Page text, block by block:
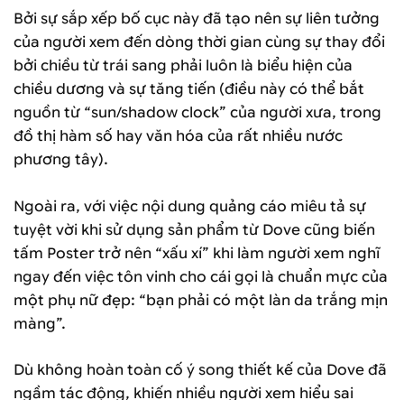
Bởi sự sắp xếp bố cục này đã tạo nên sự liên tưởng
của người xem đến dòng thời gian cùng sự thay đổi
bởi chiều từ trái sang phải luôn là biểu hiện của
chiều dương và sự tăng tiến (điều này có thể bắt
nguồn từ “sun/shadow clock” của người xưa, trong
đồ thị hàm số hay văn hóa của rất nhiều nước
phương tây).
Ngoài ra, với việc nội dung quảng cáo miêu tả sự
tuyệt vời khi sử dụng sản phẩm từ Dove cũng biến
tấm Poster trở nên “xấu xí” khi làm người xem nghĩ
ngay đến việc tôn vinh cho cái gọi là chuẩn mực của
một phụ nữ đẹp: “bạn phải có một làn da trắng mịn
màng”.
Dù không hoàn toàn cố ý song thiết kế của Dove đã
ngầm tác động, khiến nhiều người xem hiểu sai